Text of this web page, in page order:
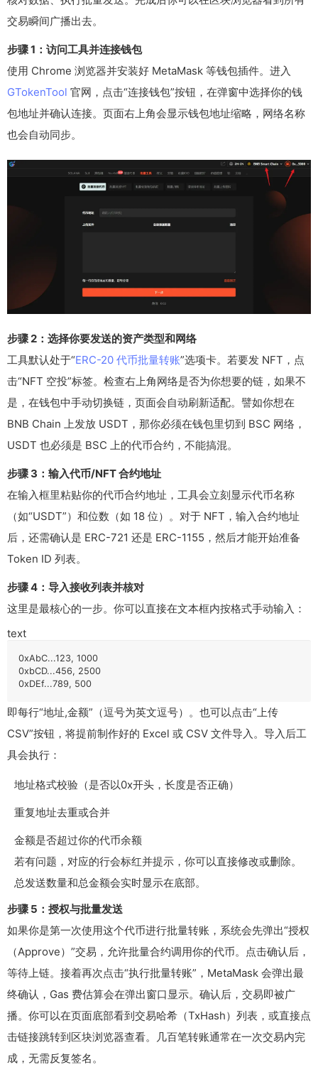
交易瞬间广播出去。
步骤 1：访问工具并连接钱包
使用 Chrome 浏览器并安装好 MetaMask 等钱包插件。进入
GTokenTool 官网，点击“连接钱包”按钮，在弹窗中选择你的钱
包地址并确认连接。页面右上角会显示钱包地址缩略，网络名称
也会自动同步。
步骤 2：选择你要发送的资产类型和网络
工具默认处于“ERC-20 代币批量转账”选项卡。若要发 NFT，点
击“NFT 空投”标签。检查右上角网络是否为你想要的链，如果不
是，在钱包中手动切换链，页面会自动刷新适配。譬如你想在
BNB Chain 上发放 USDT，那你必须在钱包里切到 BSC 网络，
USDT 也必须是 BSC 上的代币合约，不能搞混。
步骤 3：输入代币/NFT 合约地址
在输入框里粘贴你的代币合约地址，工具会立刻显示代币名称
（如“USDT”）和位数（如 18 位）。对于 NFT，输入合约地址
后，还需确认是 ERC-721 还是 ERC-1155，然后才能开始准备
Token ID 列表。
步骤 4：导入接收列表并核对
这里是最核心的一步。你可以直接在文本框内按格式手动输入：
text
0xAbC...123, 1000
0xbCD...456, 2500
0xDEf...789, 500
即每行“地址,金额”（逗号为英文逗号）。也可以点击“上传
CSV”按钮，将提前制作好的 Excel 或 CSV 文件导入。导入后工
具会执行：
地址格式校验（是否以0x开头，长度是否正确）
重复地址去重或合并
金额是否超过你的代币余额
若有问题，对应的行会标红并提示，你可以直接修改或删除。
总发送数量和总金额会实时显示在底部。
步骤 5：授权与批量发送
如果你是第一次使用这个代币进行批量转账，系统会先弹出“授权
（Approve）”交易，允许批量合约调用你的代币。点击确认后，
等待上链。接着再次点击“执行批量转账”，MetaMask 会弹出最
终确认，Gas 费估算会在弹出窗口显示。确认后，交易即被广
播。你可以在页面底部看到交易哈希（TxHash）列表，或直接点
击链接跳转到区块浏览器查看。几百笔转账通常在一次交易内完
成，无需反复签名。